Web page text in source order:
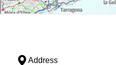
Address